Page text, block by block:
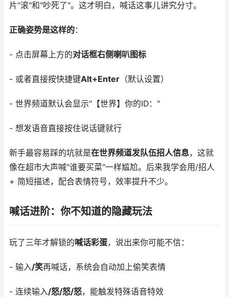
片"滚"和"吵死了"。这才明白，喊话这事儿讲究分寸。
正确姿势是这样的：
- 点击屏幕上方的对话框右侧喇叭图标
- 或者直接按快捷键Alt+Enter （默认设置）
- 世界频道默认会显示"【世界】你的ID："
- 想发语音直接按住说话键就行
新手最容易踩的坑就是在世界频道发队伍招人信息，这就
像在超市大声喊"谁要买菜"一样尴尬。后来我学会用/招人
+ 简短描述，配合表情符号，效率提升不少。
喊话进阶：你不知道的隐藏玩法
玩了三年才解锁的喊话彩蛋，说出来你可能不信：
- 输入/笑再喊话，系统会自动加上偷笑表情
- 连续输入/怒/怒/怒，能触发特殊语音特效